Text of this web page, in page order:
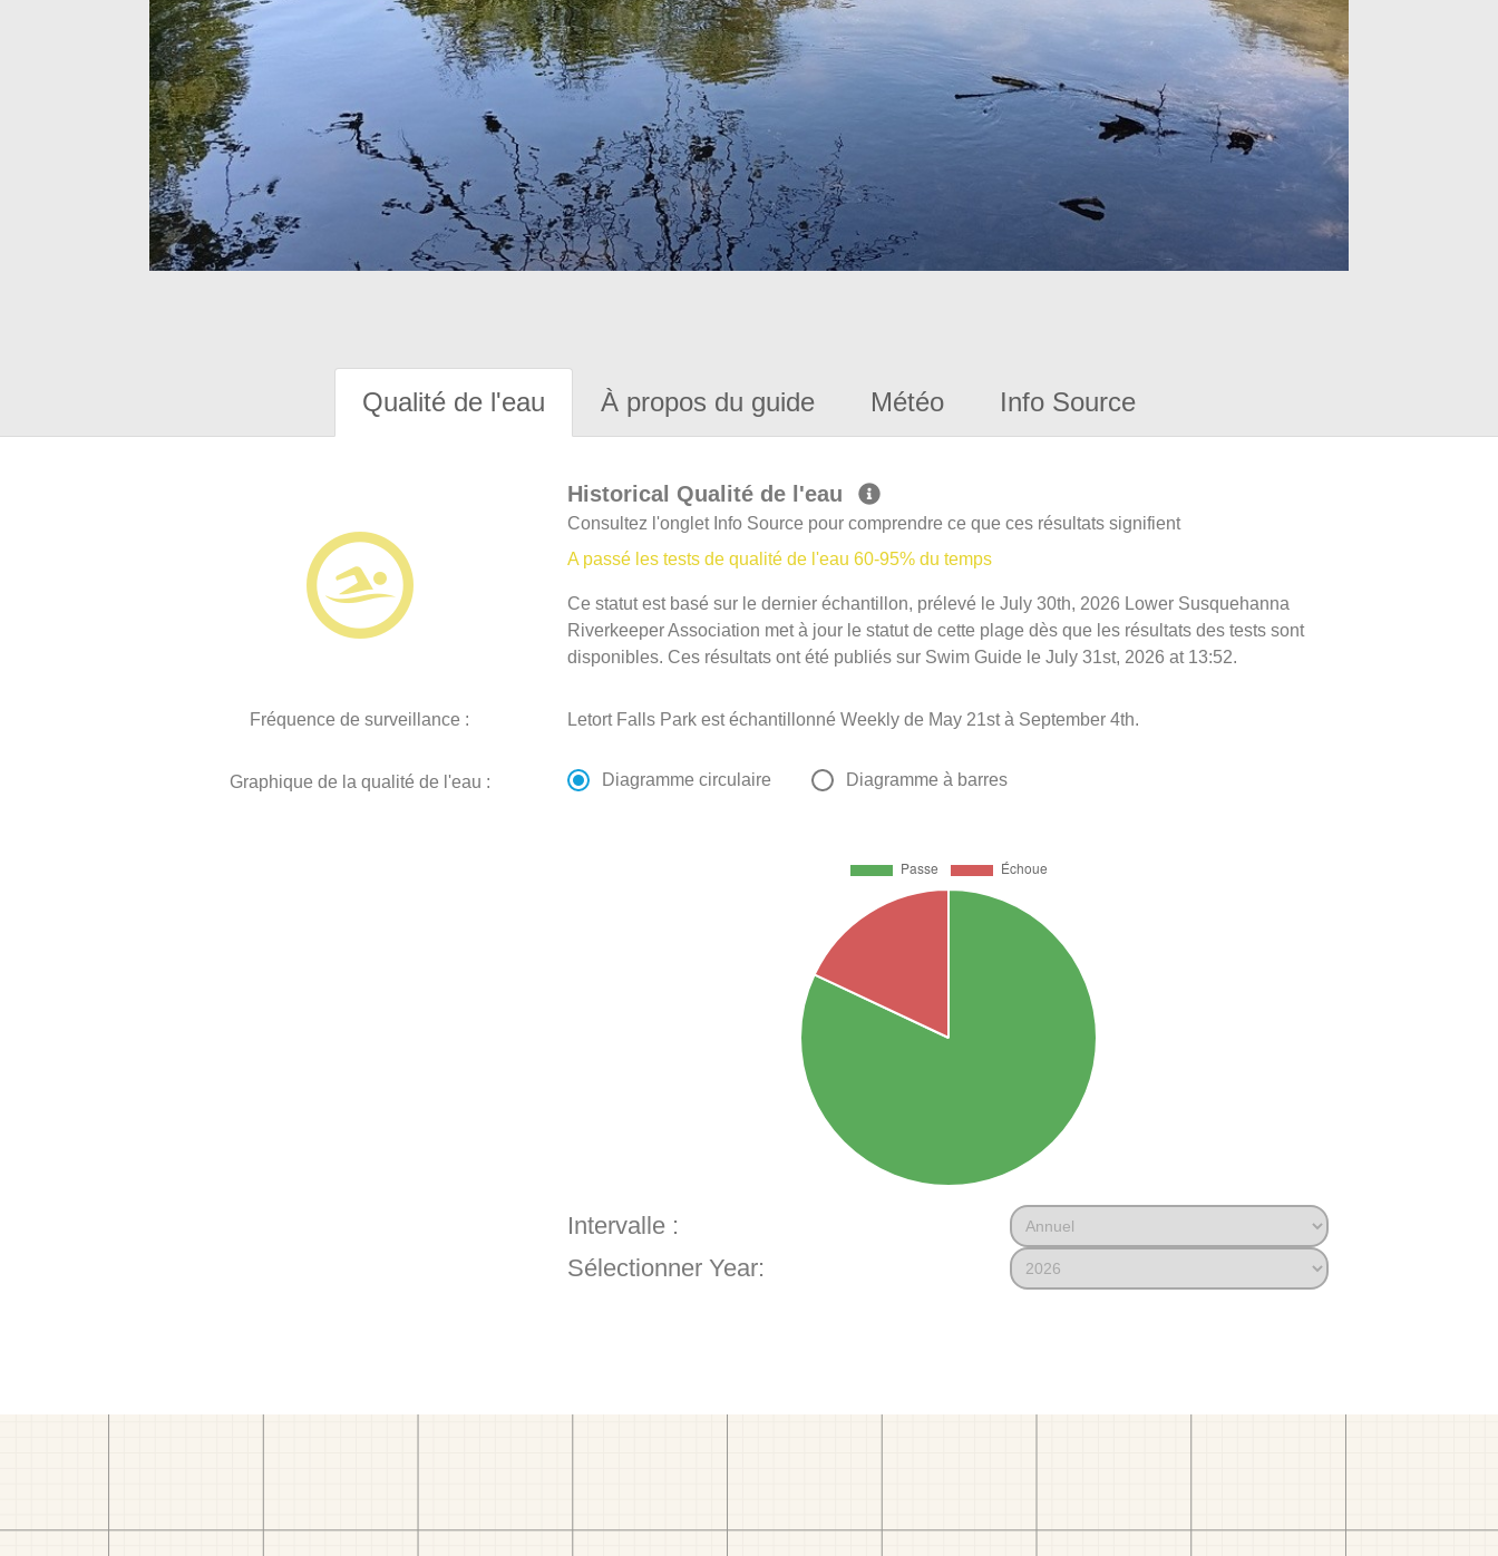
Qualité de l'eau À propos du guide Météo Info Source
Historical Qualité de l'eau
Consultez l'onglet Info Source pour comprendre ce que ces résultats signifient
A passé les tests de qualité de l'eau 60-95% du temps
Ce statut est basé sur le dernier échantillon, prélevé le July 30th, 2026 Lower Susquehanna
Riverkeeper Association met à jour le statut de cette plage dès que les résultats des tests sont
disponibles. Ces résultats ont été publiés sur Swim Guide le July 31st, 2026 at 13:52.
Fréquence de surveillance : Letort Falls Park est échantillonné Weekly de May 21st à September 4th.
Graphique de la qualité de l'eau : Diagramme circulaire Diagramme à barres
Intervalle :
Sélectionner Year: